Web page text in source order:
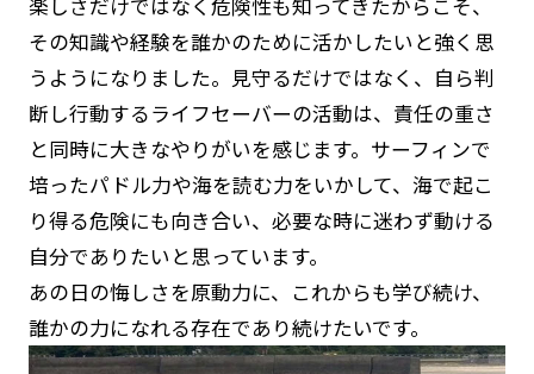
楽しさだけではなく危険性も知ってきたからこそ、
その知識や経験を誰かのために活かしたいと強く思
うようになりました。見守るだけではなく、自ら判
断し行動するライフセーバーの活動は、責任の重さ
と同時に大きなやりがいを感じます。サーフィンで
培ったパドル力や海を読む力をいかして、海で起こ
り得る危険にも向き合い、必要な時に迷わず動ける
自分でありたいと思っています。
あの日の悔しさを原動力に、これからも学び続け、
誰かの力になれる存在であり続けたいです。